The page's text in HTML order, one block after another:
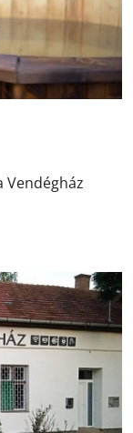
Vendégház